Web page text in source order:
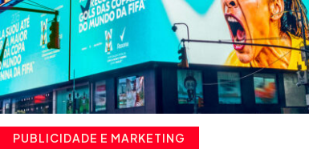
PUBLICIDADE E MARKETING